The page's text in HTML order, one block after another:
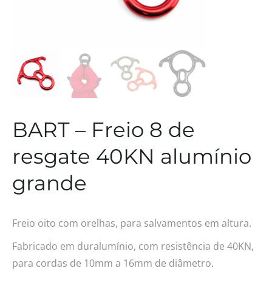
BART – Freio 8 de
resgate 40KN alumínio
grande
Freio oito com orelhas, para salvamentos em altura.
Fabricado em duralumínio, com resistência de 40KN,
para cordas de 10mm a 16mm de diâmetro.